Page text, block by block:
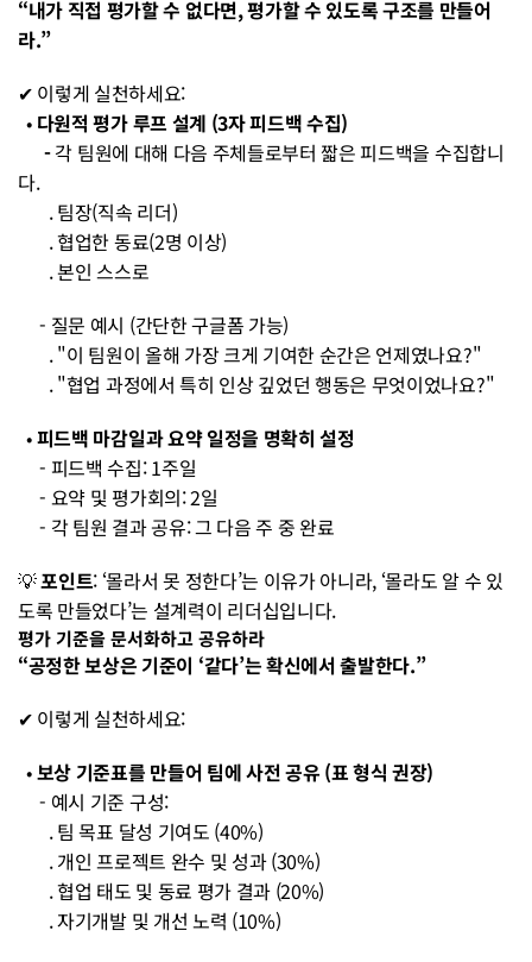
“내가 직접 평가할 수 없다면, 평가할 수 있도록 구조를 만들어
라.”
✔ 이렇게 실천하세요:
  •
다원적 평가 루프 설계 (3자 피드백 수집)
      -
각 팀원에 대해 다음 주체들로부터 짧은 피드백을 수집합니
다.
       . 팀장(직속 리더)
       . 협업한 동료(2명 이상)
       . 본인 스스로
     - 질문 예시 (간단한 구글폼 가능)
       . "이 팀원이 올해 가장 크게 기여한 순간은 언제였나요?"
       . "협업 과정에서 특히 인상 깊었던 행동은 무엇이었나요?"
  •
피드백 마감일과 요약 일정을 명확히 설정
     - 피드백 수집: 1주일
     - 요약 및 평가회의: 2일
     - 각 팀원 결과 공유: 그 다음 주 중 완료
💡 포인트: ‘몰라서 못 정한다’는 이유가 아니라, ‘몰라도 알 수 있
도록 만들었다’는 설계력이 리더십입니다.
평가 기준을 문서화하고 공유하라
“공정한 보상은 기준이 ‘같다’는 확신에서 출발한다.”
✔ 이렇게 실천하세요:
  •
보상 기준표를 만들어 팀에 사전 공유 (표 형식 권장)
     - 예시 기준 구성:
       . 팀 목표 달성 기여도 (40%)
       . 개인 프로젝트 완수 및 성과 (30%)
       . 협업 태도 및 동료 평가 결과 (20%)
       . 자기개발 및 개선 노력 (10%)